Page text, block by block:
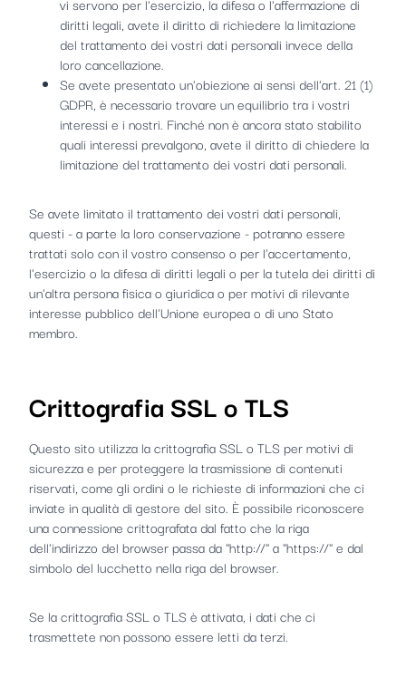
diritti legali, avete il diritto di richiedere la limitazione
del trattamento dei vostri dati personali invece della
loro cancellazione.
Se avete presentato un'obiezione ai sensi dell'art. 21 (1)
GDPR, è necessario trovare un equilibrio tra i vostri
interessi e i nostri. Finché non è ancora stato stabilito
quali interessi prevalgono, avete il diritto di chiedere la
limitazione del trattamento dei vostri dati personali.
Se avete limitato il trattamento dei vostri dati personali,
questi - a parte la loro conservazione - potranno essere
trattati solo con il vostro consenso o per l'accertamento,
l'esercizio o la difesa di diritti legali o per la tutela dei diritti di
un'altra persona fisica o giuridica o per motivi di rilevante
interesse pubblico dell'Unione europea o di uno Stato
membro.
Crittografia SSL o TLS
Questo sito utilizza la crittografia SSL o TLS per motivi di
sicurezza e per proteggere la trasmissione di contenuti
riservati, come gli ordini o le richieste di informazioni che ci
inviate in qualità di gestore del sito. È possibile riconoscere
una connessione crittografata dal fatto che la riga
dell'indirizzo del browser passa da "http://" a "https://" e dal
simbolo del lucchetto nella riga del browser.
Se la crittografia SSL o TLS è attivata, i dati che ci
trasmettete non possono essere letti da terzi.